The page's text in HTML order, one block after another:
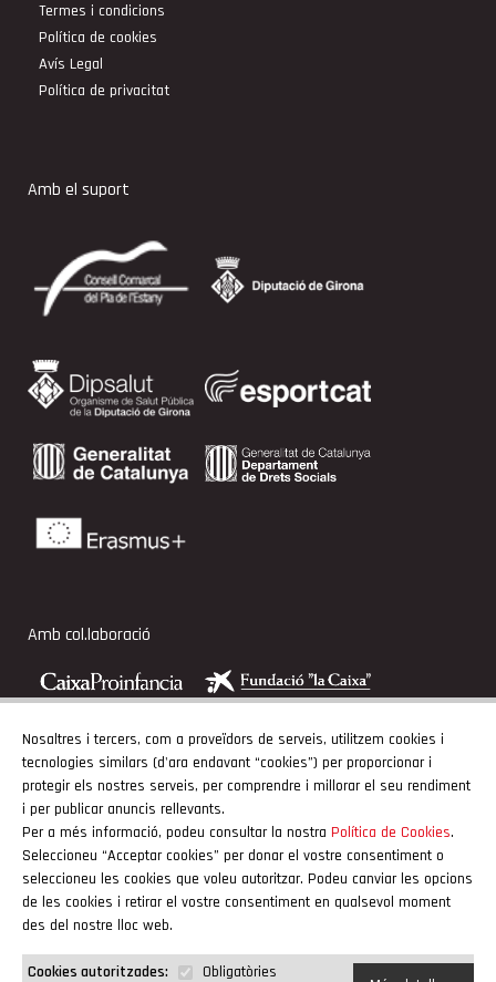
Nosaltres i tercers, com a proveïdors de serveis, utilitzem cookies i
tecnologies similars (d'ara endavant “cookies”) per proporcionar i
protegir els nostres serveis, per comprendre i millorar el seu rendiment
i per publicar anuncis rellevants.
Per a més informació, podeu consultar la nostra Política de Cookies.
Seleccioneu “Acceptar cookies” per donar el vostre consentiment o
seleccioneu les cookies que voleu autoritzar. Podeu canviar les opcions
de les cookies i retirar el vostre consentiment en qualsevol moment
des del nostre lloc web.
Cookies autoritzades: Obligatòries
Termes i condicions
Política de cookies
Avís Legal
Política de privacitat
Amb el suport
Amb col.laboració
Adherits